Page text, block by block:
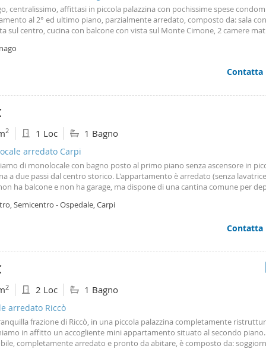
centralissimo, affittasi in piccola palazzina con pochissime spese
al 2° ed ultimo piano, parzialmente arredato, composto da: sala
sul centro, cucina con balcone con vista sul Monte Cimone, 2 camere
c o il nostro ufficio.
Contatta
2 1 Loc 1 Bagno
arredato Carpi
di monolocale con bagno posto al primo piano senza ascensore in
a due passi dal centro storico. L'appartamento è arredato (senza
ha balcone e non ha garage, ma dispone di una cantina comune per
Semicentro - Ospedale, Carpi
Contatta
2 2 Loc 1 Bagno
arredato Riccò
frazione di Riccò, in una piccola palazzina completamente
in affitto un accogliente mini appartamento situato al secondo piano.
completamente arredato e pronto da abitare, è composto da: